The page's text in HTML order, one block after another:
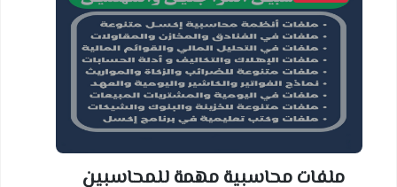
ملفات محاسبية مهمة للمحاسبين